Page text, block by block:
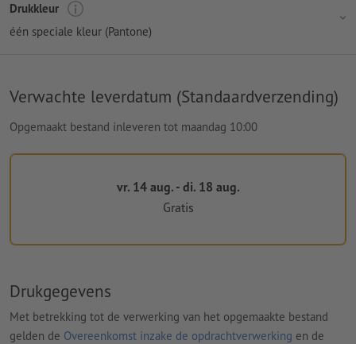
Drukkleur
één speciale kleur (Pantone)
Verwachte leverdatum (Standaardverzending)
Opgemaakt bestand inleveren tot maandag 10:00
vr. 14 aug. - di. 18 aug.
Gratis
Drukgegevens
Met betrekking tot de verwerking van het opgemaakte bestand
gelden de Overeenkomst inzake de opdrachtverwerking en de